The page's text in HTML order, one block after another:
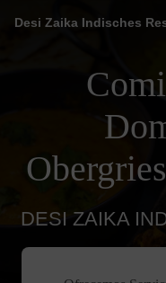
Desi Zaika Indisches
DESI ZAIKA